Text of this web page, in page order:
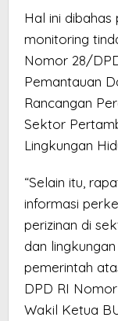
Hal ini
monitoring
Nomor 28/
Pemantauan
Rancangan
Sektor
Lingkungan
“Selain itu,
informasi
perizinan di
dan
pemerintah
DPD RI
Wakil Ketua